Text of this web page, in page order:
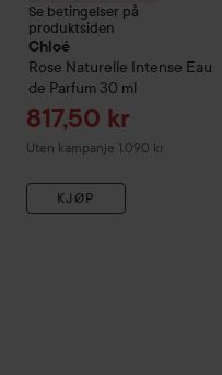
Se betingelser på
produktsiden
Chloé
Rose Naturelle Intense Eau
de Parfum 30 ml
Tilbudspris
817,50 kr
Uten kampanje 1.090 kr
KJØP